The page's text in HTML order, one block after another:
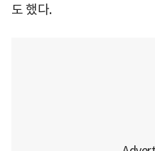
도 했다.